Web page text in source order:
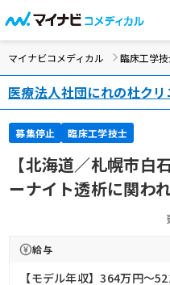
マイナビコメディカル 臨床工学技
医療法人社団にれの杜ク
募集停止 臨床工学技士
【北海道／札幌市
ーナイト透析に関わ
給与
【モデル年収】364万円〜